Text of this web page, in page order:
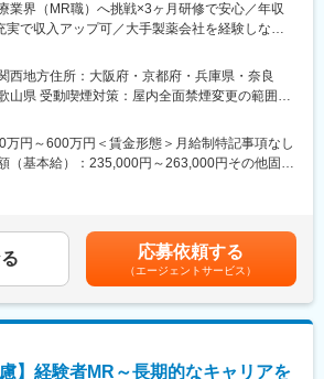
内の社内公募制度を使って、治験支援などに携
す。
間：座学研修（導入教育）のみ
、営業方法についての知識を身につけます。
認定試験に100％を担保する対策講座がありま
ため、一緒に頑張れる環境です！専門性の高い
す。
要不可欠な医療業界は、景気の影響に左右され
売上を誇っています。
ライム上場以来、10期連続で増収中のクオール
おり、主力事業を担っています。
さ＞
活動が患者さんのQOLの向上や病気から救うこ
業界（MR職）へ挑戦×3ヶ月研修で安心／年収
実で収入アップ可／大手製薬会社を経験しなが
＞
いるため同期も多く安心してスタート可能
んな病気に効くか（効果）／安全性（副作用や
問題はないか」をわかりやすく伝えます
れた際の声を聞き取り製薬会社へ届け、より良
献します
が患者様の治療につながり、感謝されるやりが
西地方住所：大阪府・京都府・兵庫県・奈良
山県 受動喫煙対策：屋内全面禁煙変更の範囲：
万円～600万円＜賃金形態＞月給制特記事項なし
（基本給）：235,000円～263,000円その他固定
年2回（昨年度実績4.2ヶ月）、報酬改定年1回■
方は、50万円の一時金を支給(3ヶ月の試用期間
給)賃金はあくまでも目安の金額であり、選考を
能性があります。月給(月額)は固定手当を含めた
応募依頼する
（エージェントサービス）
】経験者MR～長期的なキャリアを